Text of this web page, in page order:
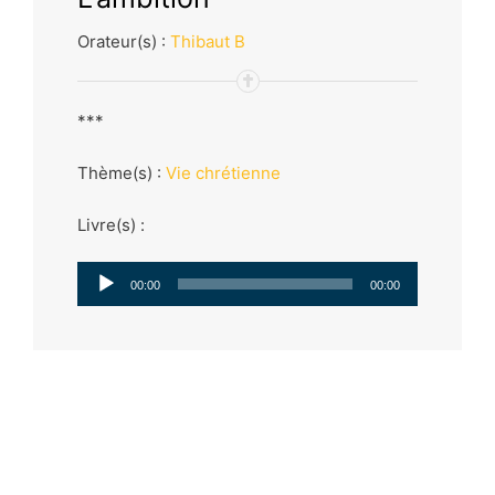
Orateur(s) : Thibaut B
***
Thème(s) : Vie chrétienne
Livre(s) :
Lecteur
00:00 00:00